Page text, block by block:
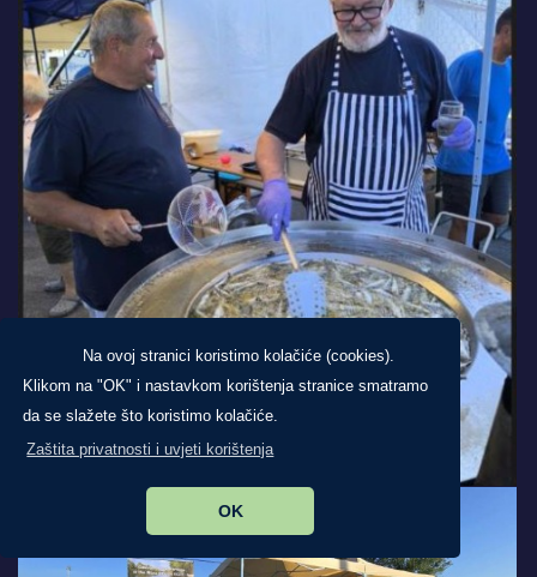
Na ovoj stranici koristimo kolačiće (cookies).
Klikom na "OK" i nastavkom korištenja stranice smatramo
da se slažete što koristimo kolačiće.
Zaštita privatnosti i uvjeti korištenja
OK